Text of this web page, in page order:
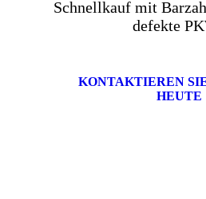
Schnellkauf mit
defekte
KONTAKTIEREN
HEUTE